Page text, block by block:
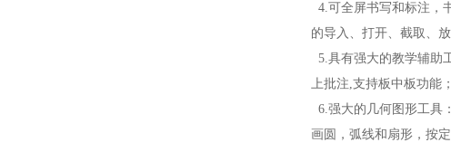
4.可全屏书写和标注，
的导入、打开、截取、
5.具有强大的教学辅助
上批注,支持板中板功能；
6.强大的几何图形工具
画圆，弧线和扇形，按